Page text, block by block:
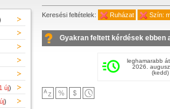
1 új)
)
Keresési feltételek: Ruházat Szín:
Gyakran feltett kérdések ebben
leghamarabb
2026.
(kedd)